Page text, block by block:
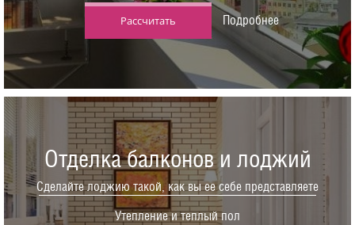
Рассчитать Подробнее
Отделка балконов и лоджий
Сделайте лоджию такой, как вы ее себе представляете
Утепление и теплый пол